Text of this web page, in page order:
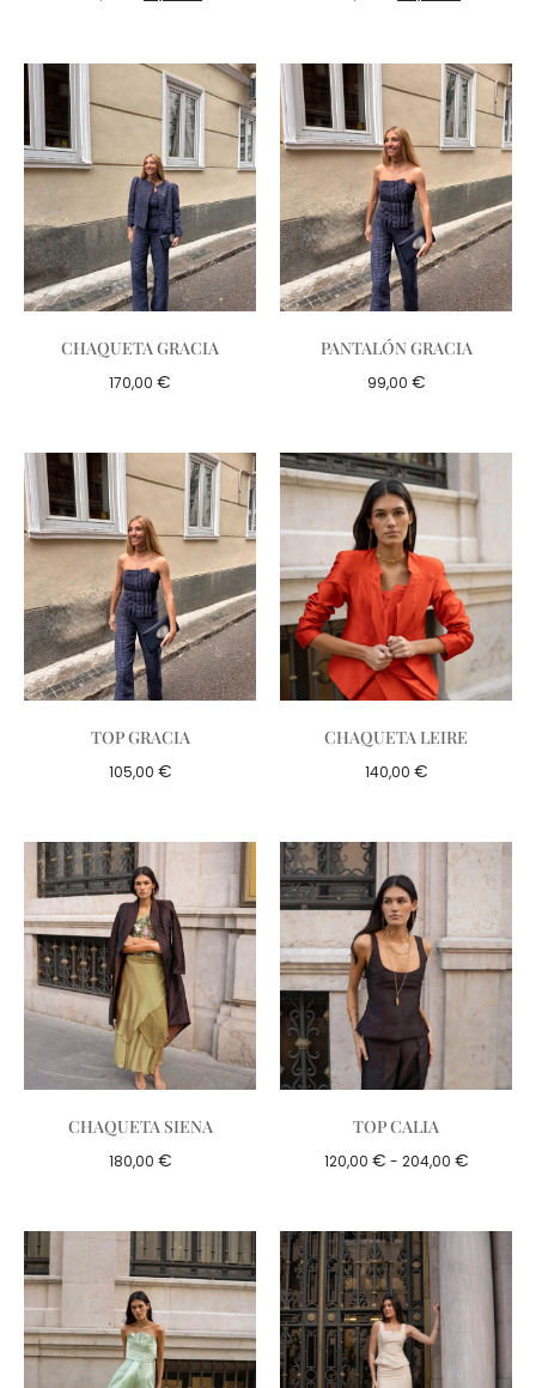
CHAQUETA GRACIA
170,00 €
PANTALÓN GRACIA
99,00 €
TOP GRACIA
105,00 €
CHAQUETA LEIRE
140,00 €
CHAQUETA SIENA
180,00 €
TOP CALIA
120,00 € - 204,00 €